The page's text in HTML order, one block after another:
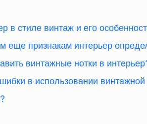
в стиле винтаж и его
еще признакам интерьер
винтажные нотки в
в использовании